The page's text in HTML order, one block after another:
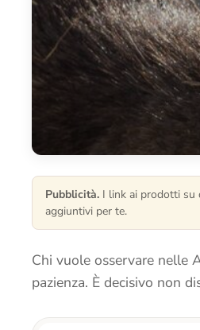
Pubblicità. I link ai prodotti su
aggiuntivi per te.
Chi vuole osservare nelle
pazienza. È decisivo non